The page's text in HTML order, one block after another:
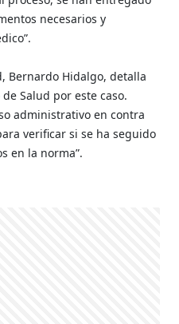
necesarios y
Bernardo Hidalgo, detalla
Salud por este caso.
administrativo en contra
verificar si se ha seguido
en la norma”.